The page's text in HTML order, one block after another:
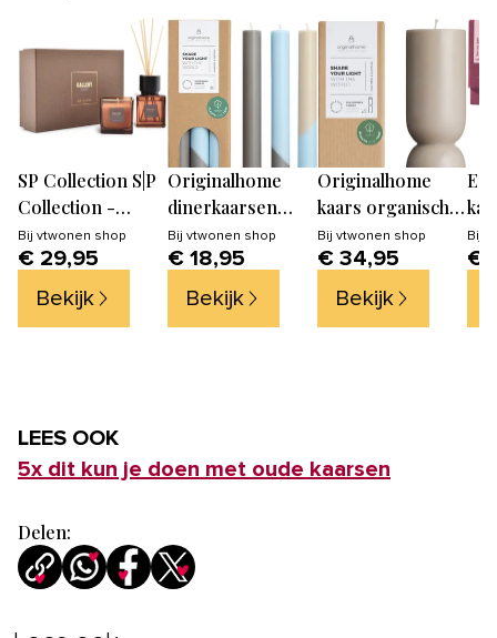
SP Collection S|P
Collection -
Giftset 2-delig
Amber Gallery
Bij vtwonen shop
€ 29,95
Bekijk
Originalhome
dinerkaarsen
diagonaal Winter
- 30 cm - set van 3
Bij vtwonen shop
€ 18,95
Bekijk
Originalhome
kaars organische
vorm - beigegrijs
- L
Bij vtwonen shop
€ 34,95
Bekijk
Bij
€
LEES OOK
5x dit kun je doen met oude kaarsen
Delen: